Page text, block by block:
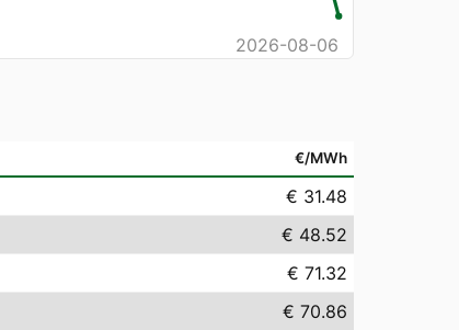
2026-08-06
€/MWh
€ 31.48
€ 48.52
€ 71.32
€ 70.86